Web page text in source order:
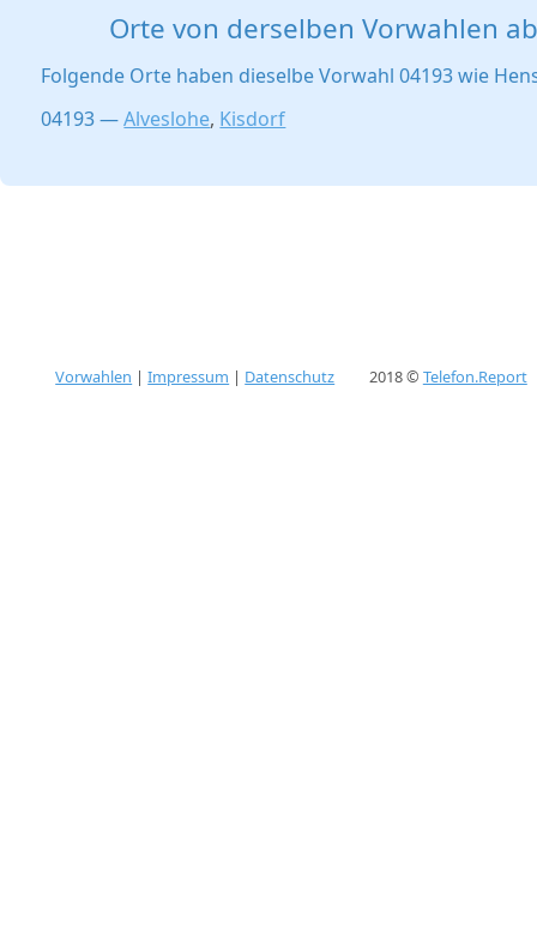
Orte von derselben Vorwahlen
Folgende Orte haben dieselbe Vorwahl 04193 wie
04193 —Alveslohe, Kisdorf
Vorwahlen |Impressum | Datenschutz 2018 © Telefon.Report